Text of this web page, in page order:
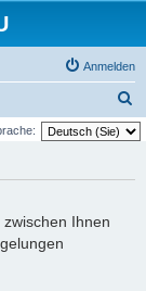
Anmelden
u
zwischen Ihnen